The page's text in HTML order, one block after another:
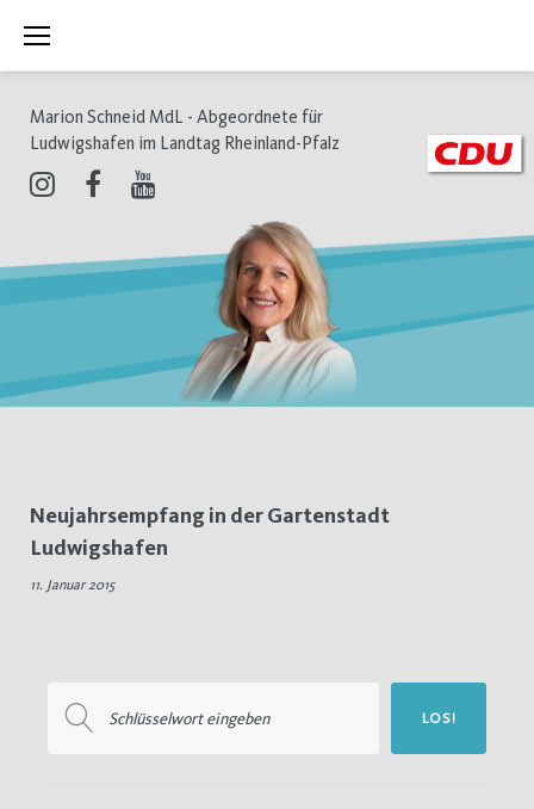
Inhalt
Marion Schneid MdL - Abgeordnete für
Ludwigshafen im Landtag Rheinland-Pfalz
Schlagwort:
Klaus
Neujahrsempfang in der Gartenstadt
Ludwigshafen
11. Januar 2015
nach:
LOS!